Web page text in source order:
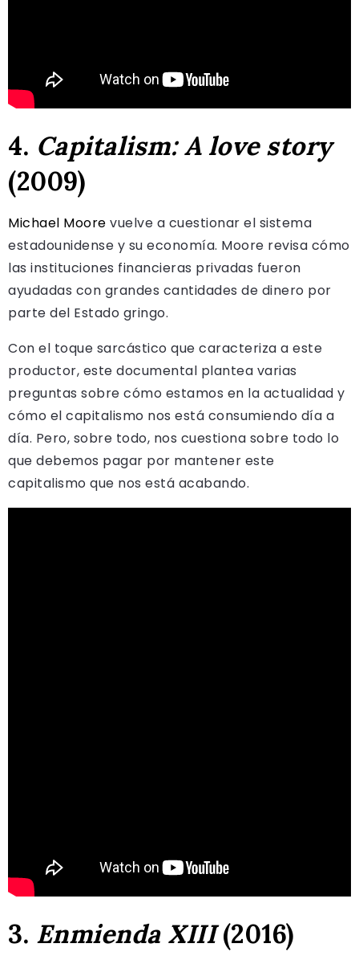
4. Capitalism: A love story
(2009)
Michael Moore vuelve a cuestionar el sistema
estadounidense y su economía. Moore revisa cómo
las instituciones financieras privadas fueron
ayudadas con grandes cantidades de dinero por
parte del Estado gringo.
Con el toque sarcástico que caracteriza a este
productor, este documental plantea varias
preguntas sobre cómo estamos en la actualidad y
cómo el capitalismo nos está consumiendo día a
día. Pero, sobre todo, nos cuestiona sobre todo lo
que debemos pagar por mantener este
capitalismo que nos está acabando.
3. Enmienda XIII(2016)